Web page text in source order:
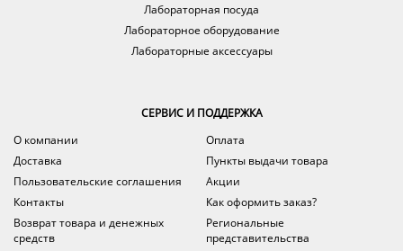
Лабораторная посуда
Лабораторное оборудование
Лабораторные аксессуары
СЕРВИС И ПОДДЕРЖКА
О компании
Оплата
Доставка
Пункты выдачи товара
Пользовательские соглашения
Акции
Контакты
Как оформить заказ?
Возврат товара и денежных
средств
Региональные
представительства